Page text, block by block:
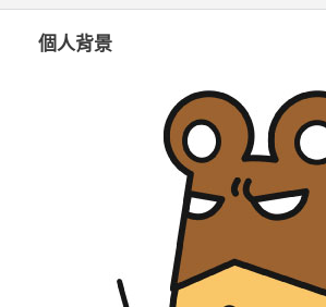
個人背景